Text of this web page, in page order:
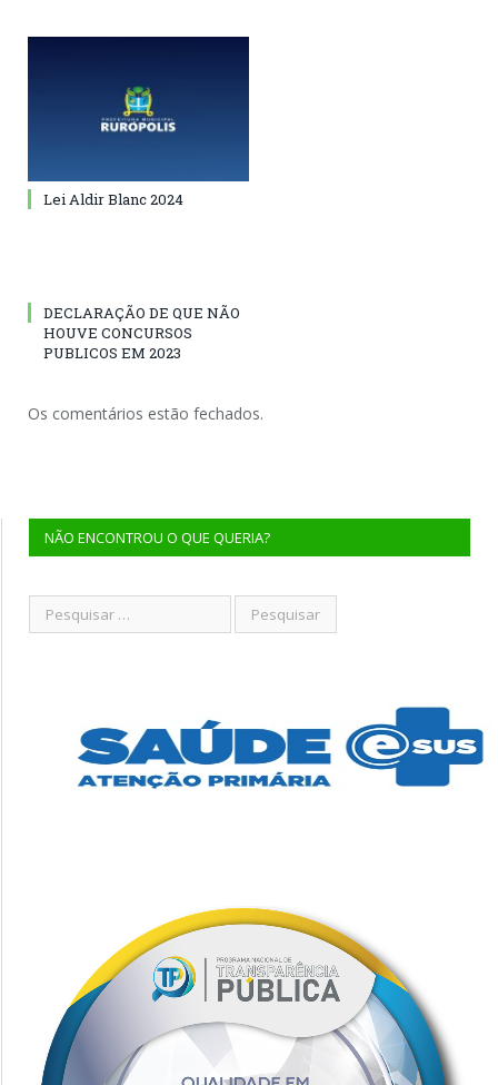
Lei Aldir Blanc 2024
DECLARAÇÃO DE QUE NÃO
HOUVE CONCURSOS
PUBLICOS EM 2023
Os comentários estão fechados.
NÃO ENCONTROU O QUE QUERIA?